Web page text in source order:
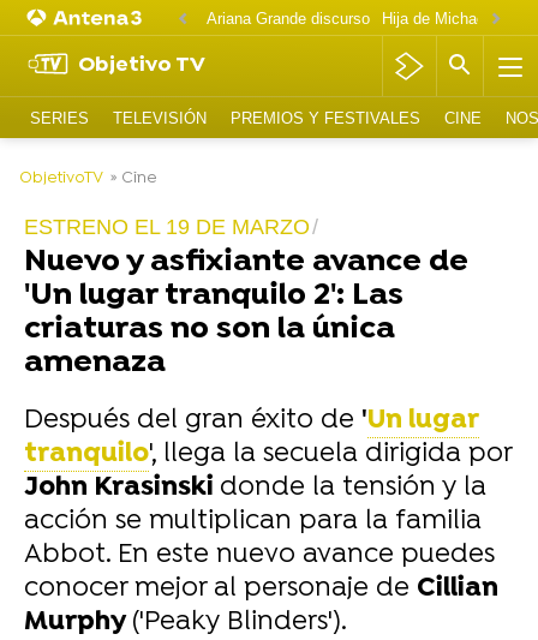
Ariana Grande discurso
Objetivo TV
SERIES TELEVISIÓN PREMIOS Y FESTIVALES CINE
ObjetivoTV » Cine
ESTRENO EL 19 DE MARZO
Nuevo y asfixiante avance de
'Un lugar tranquilo 2': Las
criaturas no son la única
amenaza
Después del gran éxito de 'Un lugar
tranquilo', llega la secuela dirigida por
John Krasinski donde la tensión y la
acción se multiplican para la familia
Abbot. En este nuevo avance puedes
conocer mejor al personaje de Cillian
Murphy('Peaky Blinders').